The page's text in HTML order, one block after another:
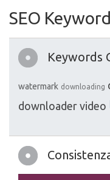
SEO
Keywords
watermark downloading
downloader video